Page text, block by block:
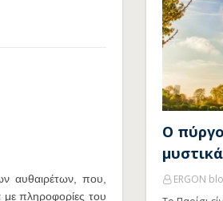
αυθαιρέτων, που,
με πληροφορίες του
Ο
ERGON